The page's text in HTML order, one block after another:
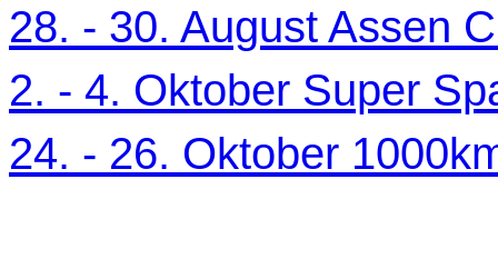
28. - 30. August Assen
2. - 4. Oktober Super
24. - 26. Oktober